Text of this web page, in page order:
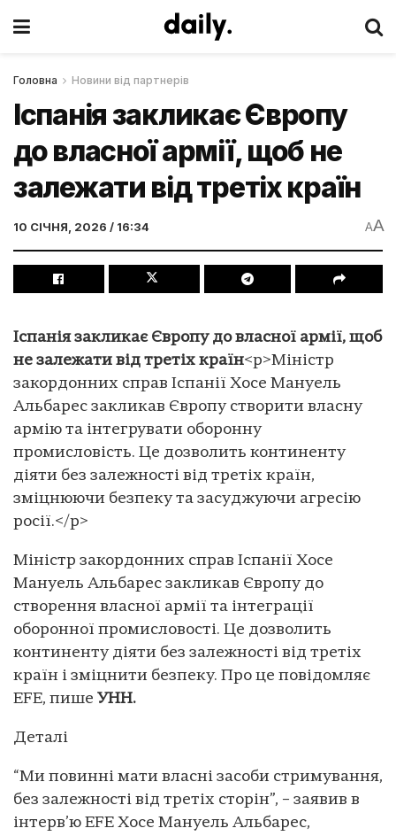
Головна Новини від партнерів
Іспанія закликає Європу
до власної армії, щоб не
залежати від третіх країн
10 СІЧНЯ, 2026 / 16:34 AA
Іспанія закликає Європу до власної армії, щоб
не залежати від третіх країн<p>Міністр
закордонних справ Іспанії Хосе Мануель
Альбарес закликав Європу створити власну
армію та інтегрувати оборонну
промисловість. Це дозволить континенту
діяти без залежності від третіх країн,
зміцнюючи безпеку та засуджуючи агресію
росії.</p>
Міністр закордонних справ Іспанії Хосе
Мануель Альбарес закликав Європу до
створення власної армії та інтеграції
оборонної промисловості. Це дозволить
континенту діяти без залежності від третіх
країн і зміцнити безпеку. Про це повідомляє
EFE, пише УНН.
Деталі
“Ми повинні мати власні засоби стримування,
без залежності від третіх сторін”, – заявив в
інтерв’ю EFE Хосе Мануель Альбарес,